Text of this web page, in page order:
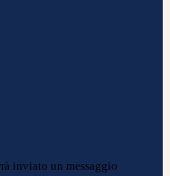
inviato un messaggio